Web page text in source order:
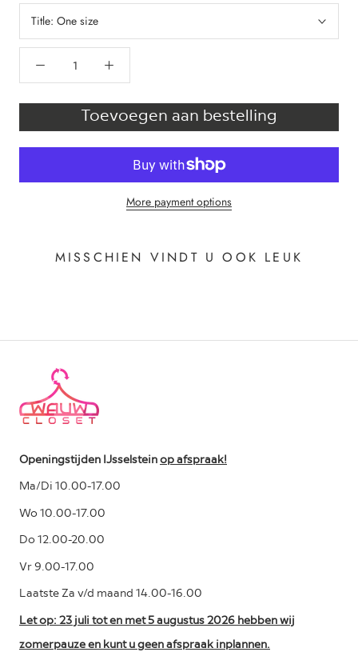
Title: One size
Toevoegen aan bestelling
More payment options
MISSCHIEN VINDT U OOK LEUK
Openingstijden IJsselsteinop afspraak!
Ma/Di 10.00-17.00
Wo 10.00-17.00
Do 12.00-20.00
Vr 9.00-17.00
Laatste Za v/d maand 14.00-16.00
Let op: 23 juli tot en met 5 augustus 2026 hebben wij
zomerpauze en kunt u geen afspraak inplannen.